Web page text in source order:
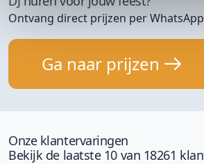
Ontvang direct prijzen per
Ga naar prijzen
Onze klantervaringen
Bekijk de laatste 10 van 18261